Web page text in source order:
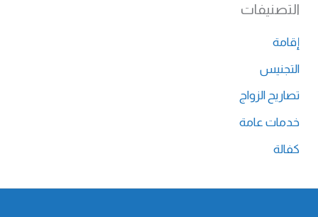
التصنيفات
إقامة
التجنيس
تصاريح الزواج
خدمات عامة
كفالة